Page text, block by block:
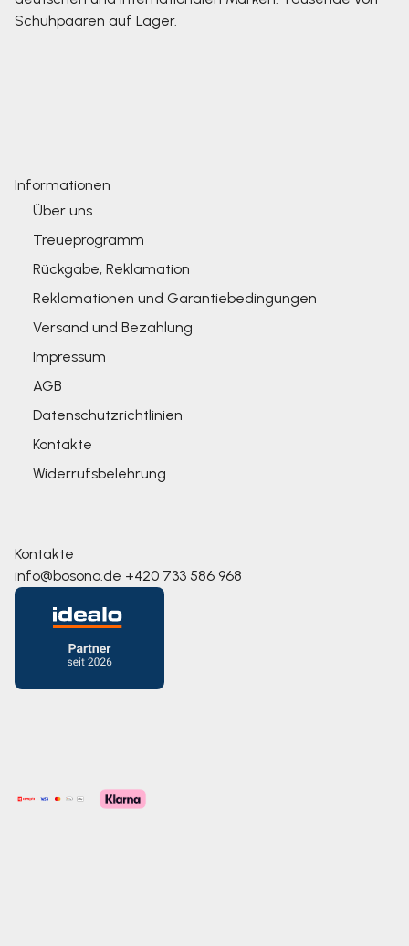
Schuhpaaren auf Lager.
Informationen
Über uns
Treueprogramm
Rückgabe, Reklamation
Reklamationen und Garantiebedingungen
Versand und Bezahlung
Impressum
AGB
Datenschutzrichtlinien
Kontakte
Widerrufsbelehrung
Kontakte
info@bosono.de +420 733 586 968